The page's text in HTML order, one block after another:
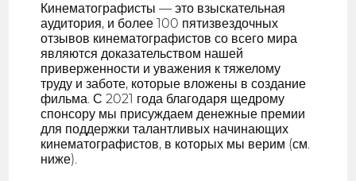
Кинематографисты — это взыскательная
аудитория, и более 100 пятизвездочных
отзывов кинематографистов со всего мира
являются доказательством нашей
приверженности и уважения к тяжелому
труду и заботе, которые вложены в создание
фильма. С 2021 года благодаря щедрому
спонсору мы присуждаем денежные премии
для поддержки талантливых начинающих
кинематографистов, в которых мы верим (см.
ниже).